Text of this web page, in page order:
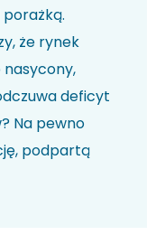
że rynek
nasycony,
deficyt
Na pewno
podpartą